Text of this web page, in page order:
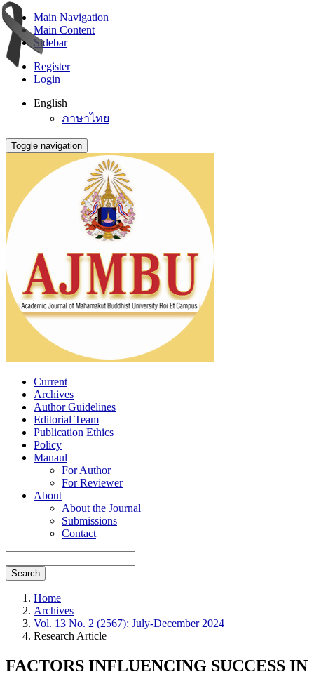
Main Navigation
Main Content
Sidebar
Register
Login
English
ภาษาไทย
Toggle navigation
Current
Archives
Author Guidelines
Editorial Team
Publication Ethics
Policy
Manaul
For Author
For Reviewer
About
About the Journal
Submissions
Contact
Search
Home
Archives
Vol. 13 No. 2 (2567): July-December 2024
Research Article
FACTORS INFLUENCING SUCCESS IN